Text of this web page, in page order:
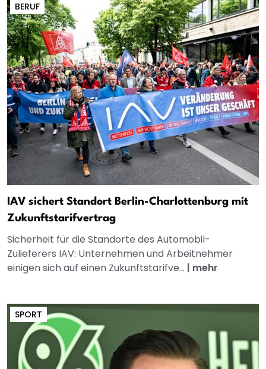
BERUF
IAV sichert Standort Berlin-Charlottenburg mit
Zukunftstarifvertrag
Sicherheit für die Standorte des Automobil-
Zulieferers IAV: Unternehmen und Arbeitnehmer
einigen sich auf einen Zukunftstarifve... | mehr
SPORT